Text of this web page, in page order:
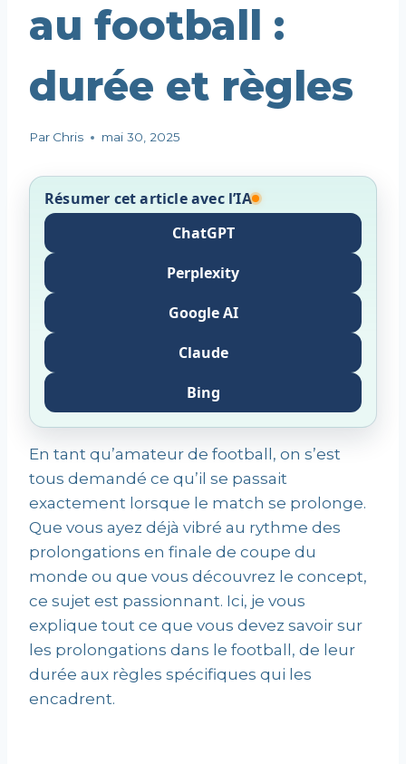
au football :
durée et règles
Par Chris mai 30, 2025
Résumer cet article avec l’IA
ChatGPT
Perplexity
Google AI
Claude
Bing
En tant qu’amateur de football, on s’est
tous demandé ce qu’il se passait
exactement lorsque le match se prolonge.
Que vous ayez déjà vibré au rythme des
prolongations en finale de coupe du
monde ou que vous découvrez le concept,
ce sujet est passionnant. Ici, je vous
explique tout ce que vous devez savoir sur
les prolongations dans le football, de leur
durée aux règles spécifiques qui les
encadrent.